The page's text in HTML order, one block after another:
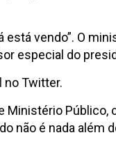
está vendo”. O
especial do
no Twitter.
Público,
não é nada